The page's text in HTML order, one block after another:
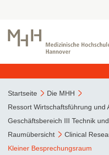
Startseite
Die MHH
Ressort Wirtschaftsführung und
Geschäftsbereich III Technik
Raumübersicht
Clinical
Kleiner Besprechungsraum